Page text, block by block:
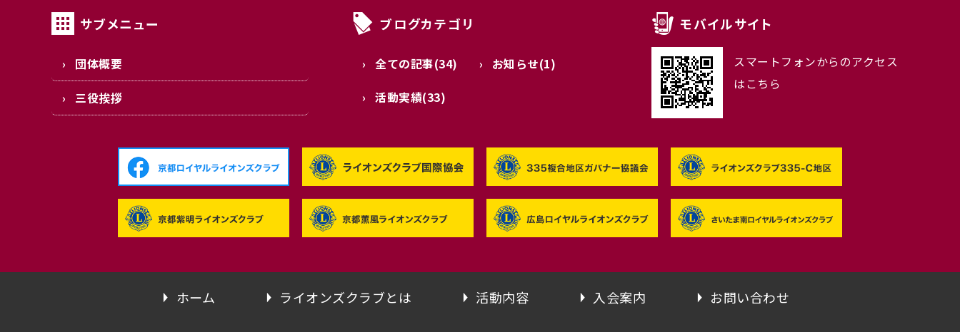
サブメニュー
団体概要
三役挨拶
ブログカテゴリ
全ての記事(34) お知らせ(1)
活動実績(33)
モバイルサイト
スマートフォンからのアクセス
はこちら
ホーム ライオンズクラブとは 活動内容 入会案内 お問い合わせ